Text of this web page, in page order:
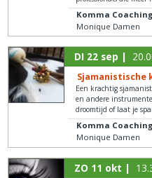
Komma Coaching
Monique Damen
DI 22 sep |
Sjamanistische
Een krachtig
en andere
droomtijd of laat je
Komma Coaching
Monique Damen
ZO 11 okt |